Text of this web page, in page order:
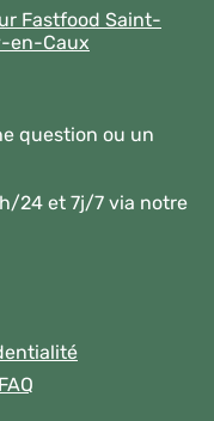
Fastfood Saint-
en-Caux
question ou un
24 et 7j/7 via notre